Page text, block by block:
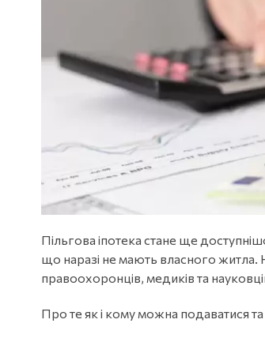
Пільгова іпотека стане ще
що наразі не мають власного
правоохоронців, медиків та
Про те як і кому можна подаватися та